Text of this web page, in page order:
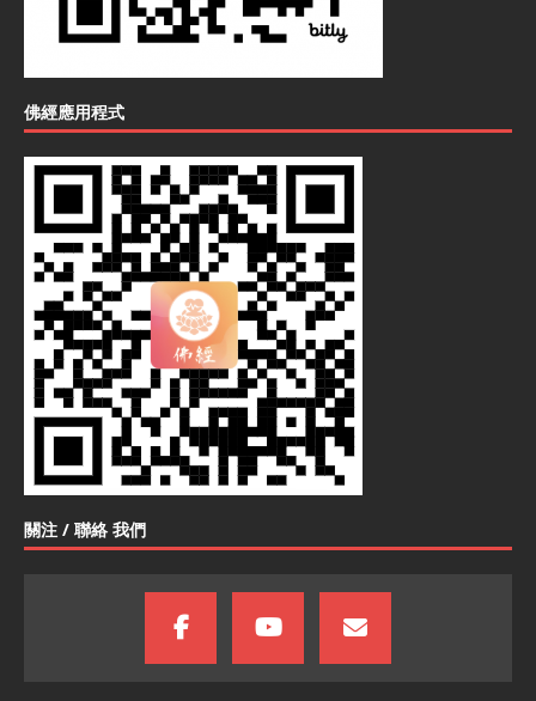
佛經應用程式
關注 / 聯絡 我們